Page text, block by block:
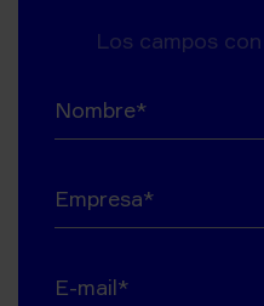
Los campos
Nombre*
Empresa*
E-mail*